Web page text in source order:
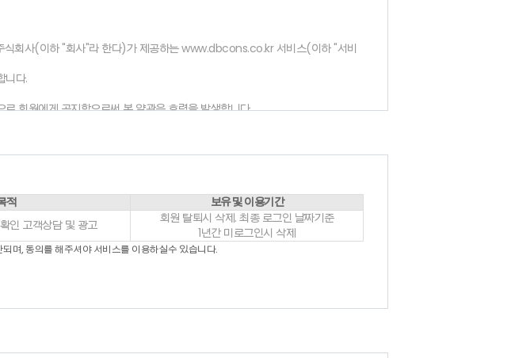
회사(이하 "회사"라 한다)가 제공하는 www.dbcons.co.kr 서비스(이하 "서비
니다.
회원에게 공지함으로써 본 약관은 효력을 발생합니다.
망법”)』 등 관련법을 위배하지 않는 범위에서 본 약관을 개정할 수 있으며, 변
다.
가 제공하는 “서비스”를 이용하는 고객을 말합니다.
문자와 숫자의 조합을 의미합니다.
회원” 자신이 정한 문자 또는 숫자의 조합을 의미합니다.
향ㆍ화상ㆍ동영상 등의 정보 형태의 글, 사진, 동영상 및 각종 파일과 링크 등을
는 바에 따르며 그 외에는 일반 관례에 따릅니다.
적
보유 및 이용기간
인 고객상담 및 광고
회원 탈퇴시 삭제. 최종 로그인 날짜기준
1년간 미로그인시 삭제
며, 동의를 해주셔야 서비스를 이용하실수 있습니다.